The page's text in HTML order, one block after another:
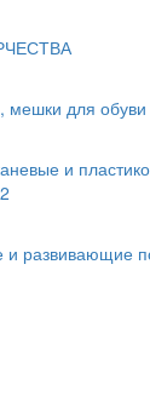
мешки для обуви
и
развивающие